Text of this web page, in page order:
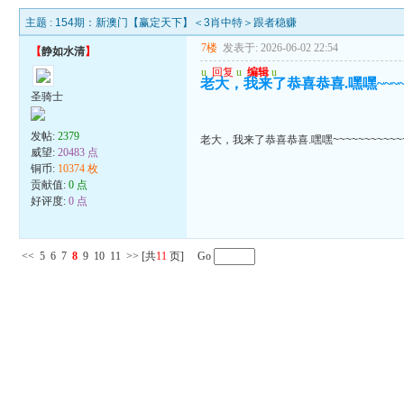
主题 : 154期：新澳门【赢定天下】＜3肖中特＞跟者稳赚
【静如水清】
圣骑士
发帖:2379
威望:20483 点
铜币: 10374 枚
贡献值:0 点
好评度:0 点
7楼 发表于: 2026-06-02 22:54
u 回复 u 编辑 u
老大，我来了恭喜恭喜.嘿嘿
老大，我来了恭喜恭喜.嘿嘿
<< 5 6 7 8 9 10 11 >> [共11 页] Go